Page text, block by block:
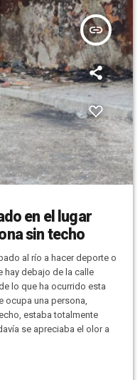
insert_link
en el lugar
sin techo
al río a hacer deporte o
hay debajo de la calle
lo que ha ocurrido esta
ocupa una persona,
estaba totalmente
se apreciaba el olor a